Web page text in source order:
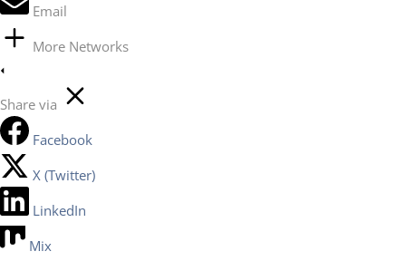
Email
More Networks
Share via
Facebook
X (Twitter)
LinkedIn
Mix